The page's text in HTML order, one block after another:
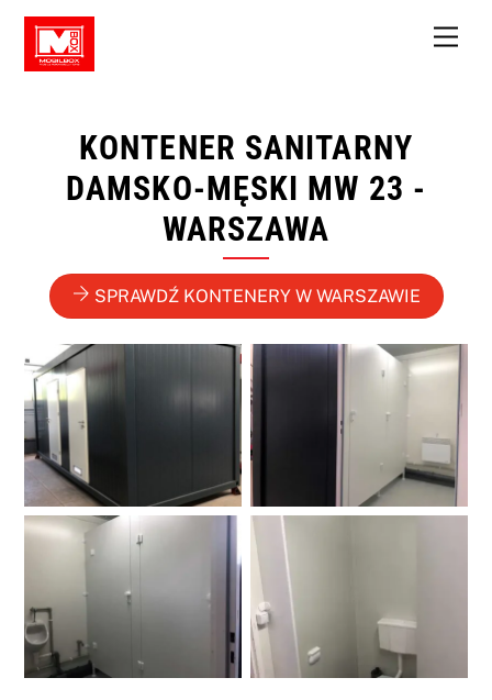
Skip
content
KONTENER SANITARNY
DAMSKO-MĘSKI MW 23 -
WARSZAWA
SPRAWDŹ KONTENERY W WARSZAWIE